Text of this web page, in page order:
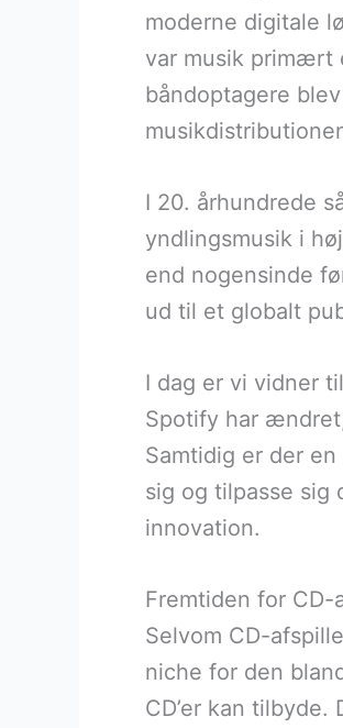
moderne digitale
var musik primært
båndoptagere
I 20. århundrede
yndlingsmusik i
end nogensinde
ud til et globalt
I dag er vi vidner
Spotify har
Samtidig er der
sig og tilpasse sig
innovation.
Fremtiden for
Selvom CD-
niche for den
CD’er kan